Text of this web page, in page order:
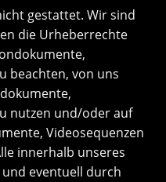
gestattet. Wir sind
die Urheberrechte
beachten, von uns
nutzen und/oder auf
Videosequenzen
innerhalb unseres
eventuell durch